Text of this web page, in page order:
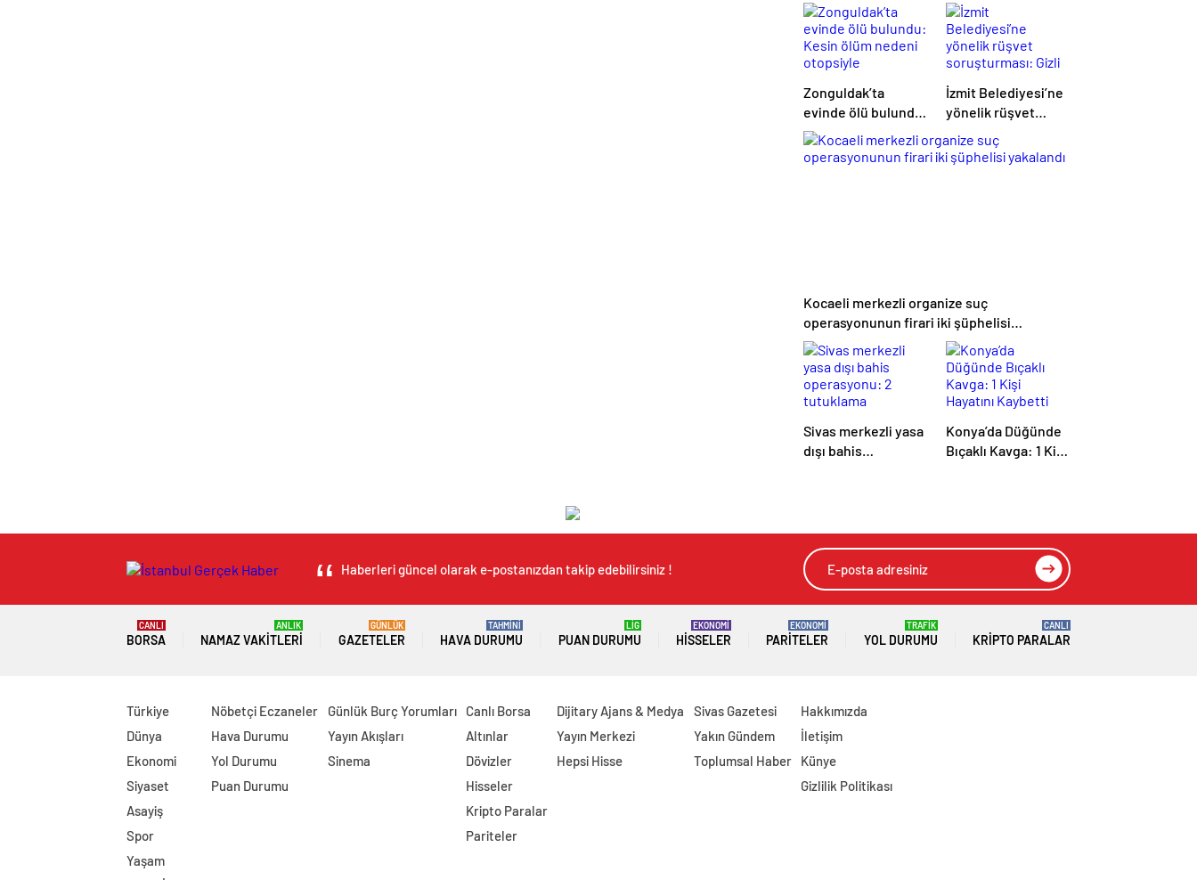
Zonguldak’ta
evinde ölü bulundu:
Kesin ölüm nedeni
otopsiyle
belirlenecek
İzmit Belediyesi’ne
yönelik rüşvet
soruşturması: Gizli
kayıt ve ifade
detayları dosyada
Kocaeli merkezli organize suç
operasyonunun firari iki şüphelisi
yakalandı
Sivas merkezli yasa
dışı bahis
Konya’da Düğünde
Bıçaklı Kavga: 1 Kişi
Haberleri güncel olarak e-postanızdan takip edebilirsiniz !
BORSA
CANLI
NAMAZ VAKITLERI
ANLIK
GAZETELER
GÜNLÜK
HAVA DURUMU
TAHMİNİ
PUAN DURUMU
LİG
HISSELER
EKONOMİ
PARITELER
EKONOMİ
YOL DURUMU
TRAFİK
KRIPTO PARALAR
CANLI
Türkiye
Dünya
Ekonomi
Siyaset
Asayiş
Spor
Yaşam
Nöbetçi Eczaneler
Hava Durumu
Yol Durumu
Puan Durumu
Günlük Burç Yorumları
Yayın Akışları
Sinema
Canlı Borsa
Altınlar
Dövizler
Hisseler
Kripto Paralar
Pariteler
Dijitary Ajans & Medya
Yayın Merkezi
Hepsi Hisse
Sivas Gazetesi
Yakın Gündem
Toplumsal Haber
Hakkımızda
İletişim
Künye
Gizlilik Politikası